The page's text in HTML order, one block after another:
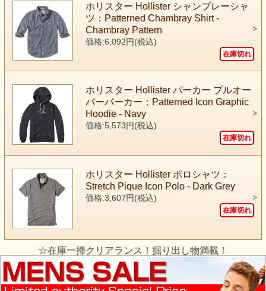
ホリスター Hollister シャンブレーシャ
ツ：Patterned Chambray Shirt -
Chambray Pattern
価格:6,092円(税込)
在庫切れ
ホリスター Hollister パーカー プルオー
バーパーカー：Patterned Icon Graphic
Hoodie - Navy
価格:5,573円(税込)
在庫切れ
ホリスター Hollister ポロシャツ：
Stretch Pique Icon Polo - Dark Grey
価格:3,607円(税込)
在庫切れ
☆在庫一掃クリアランス！掘り出し物満載！